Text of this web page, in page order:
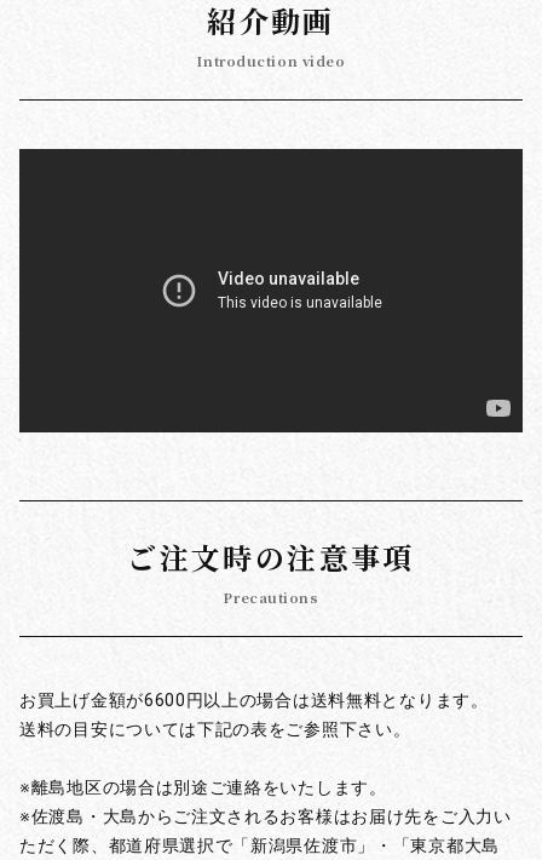
紹介動画
Introduction video
ご注文時の注意事項
Precautions
お買上げ金額が6600円以上の場合は送料無料となります。
送料の目安については下記の表をご参照下さい。
※離島地区の場合は別途ご連絡をいたします。
※佐渡島・大島からご注文されるお客様はお届け先をご入力い
ただく際、都道府県選択で「新潟県佐渡市」・「東京都大島